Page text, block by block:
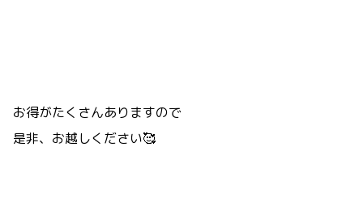
お得がたくさんありますので
是非、お越しください🥰